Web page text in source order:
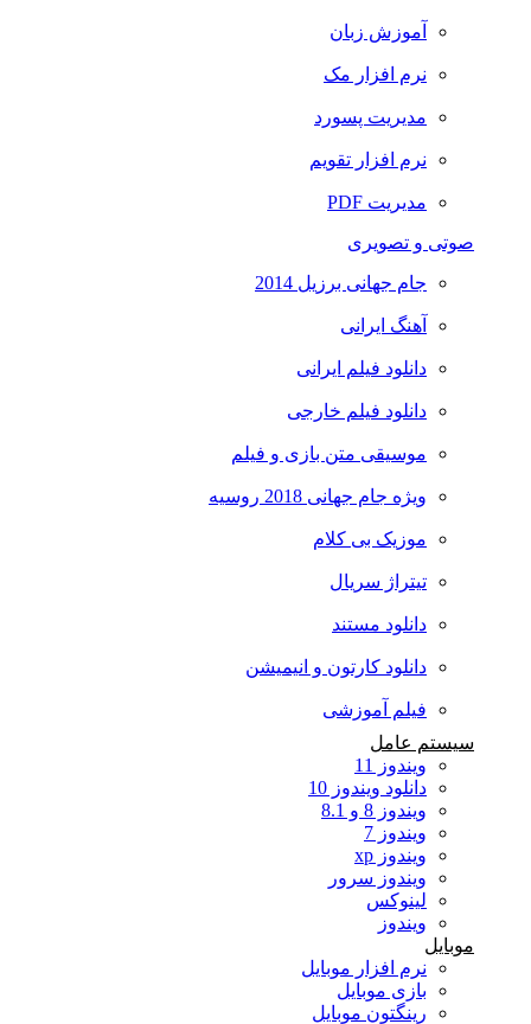
آموزش زبان
نرم افزار مک
مدیریت پسورد
نرم افزار تقویم
مدیریت PDF
صوتی و تصویری
جام جهانی برزیل 2014
آهنگ ایرانی
دانلود فیلم ایرانی
دانلود فیلم خارجی
موسیقی متن بازی و فیلم
ویژه جام جهانی 2018 روسیه
موزیک بی کلام
تیتراژ سریال
دانلود مستند
دانلود کارتون و انیمیشن
فیلم آموزشی
سیستم عامل
ویندوز 11
دانلود ویندوز 10
ویندوز 8 و 8.1
ویندوز 7
ویندوز xp
ویندوز سرور
لینوکس
ویندوز
موبایل
نرم افزار موبایل
بازی موبایل
رینگتون موبایل